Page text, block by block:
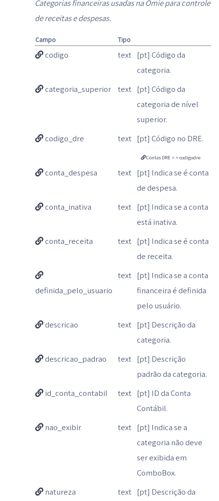
Categorias financeiras usadas na Omie para controle
de receitas e despesas.
Campo Tipo
codigo text [pt] Código da
categoria.
categoria_superior
text [pt] Código da
categoria de nível
superior.
codigo_dre
text [pt] Código no DRE.
Contas DRE > > codigodre
conta_despesa text [pt] Indica se é conta
de despesa.
conta_inativa
text [pt] Indica se a conta
está inativa.
conta_receita
text [pt] Indica se é conta
de receita.
definida_pelo_usuario
text [pt] Indica se a conta
financeira é definida
pelo usuário.
descricao
text [pt] Descrição da
categoria.
descricao_padrao
text [pt] Descrição
padrão da categoria.
id_conta_contabil
text [pt] ID da Conta
Contábil.
nao_exibir
text [pt] Indica se a
categoria não deve
ser exibida em
ComboBox.
natureza
text [pt] Descrição da